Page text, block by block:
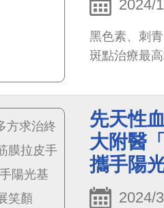
2024/
黑色素、刺
斑點治療最高
先天性
大附醫
攜手陽
2024/